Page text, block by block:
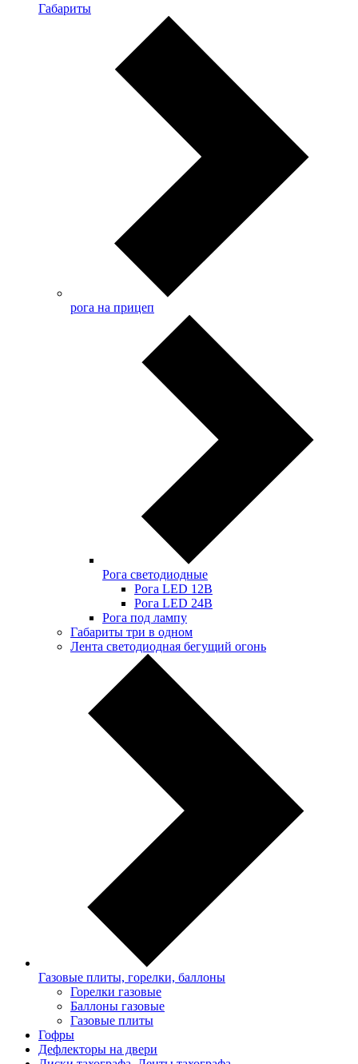
Габариты
рога на прицеп
Рога светодиодные
Рога LED 12В
Рога LED 24В
Рога под лампу
Габариты три в одном
Лента светодиодная бегущий огонь
Газовые плиты, горелки, баллоны
Горелки газовые
Баллоны газовые
Газовые плиты
Гофры
Дефлекторы на двери